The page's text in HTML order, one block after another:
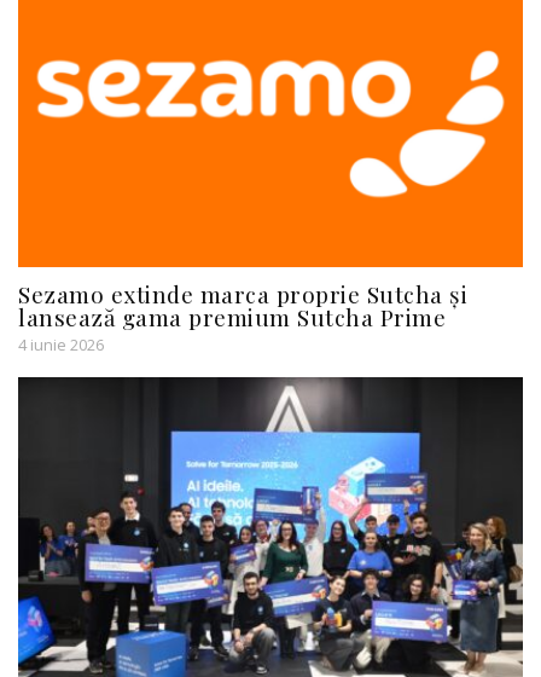
Sezamo extinde marca proprie Sutcha și
lansează gama premium Sutcha Prime
4 iunie 2026